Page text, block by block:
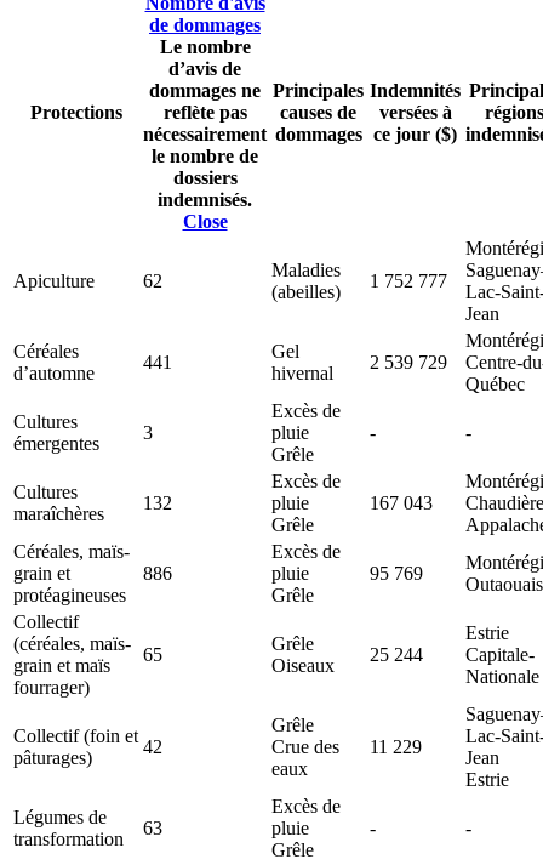
Protections
de dommages
Le nombre
d’avis de
dommages ne
reflète pas
nécessairement
le nombre de
dossiers
indemnisés.
Close
Principales
causes de
dommages
Indemnités
versées à
ce jour ($)
régions
Apiculture 62
Maladies
(abeilles)
1 752 777
Lac-
Jean
Céréales
d’automne
441
Gel
hivernal
2 539 729
Centre-
Québec
Cultures
émergentes
3
Excès de
pluie
Grêle
- -
Cultures
maraîchères
132
Excès de
pluie
Grêle
167 043
Céréales, maïs-
grain et
protéagineuses
886
Excès de
pluie
Grêle
95 769
Outaouais
Collectif
(céréales, maïs-
grain et maïs
fourrager)
65
Grêle
Oiseaux
25 244
Estrie
Capitale-
Nationale
Collectif (foin et
pâturages)
42
Grêle
Crue des
eaux
11 229
Lac-
Jean
Estrie
Légumes de
transformation
63
Excès de
pluie
Grêle
- -